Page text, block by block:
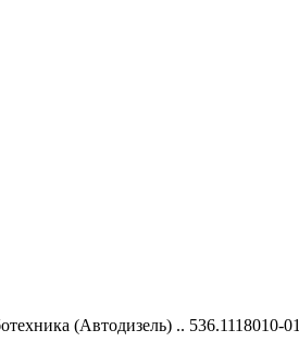
(Автодизель) .. 536.1118010-01